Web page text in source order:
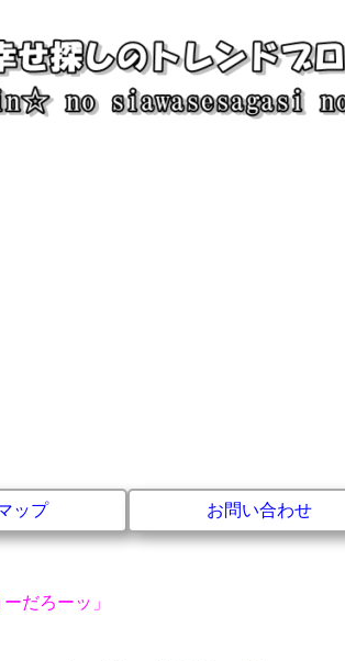
ップ お問い合わせ
だろーッ」